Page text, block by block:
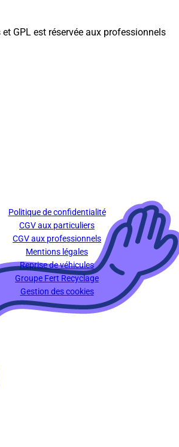
GPL est réservée aux professionnels
Politique de confidentialité
CGV aux particuliers
CGV aux professionnels
Mentions légales
Reprise de véhicules
Groupe Fert Recyclage
Gestion des cookies